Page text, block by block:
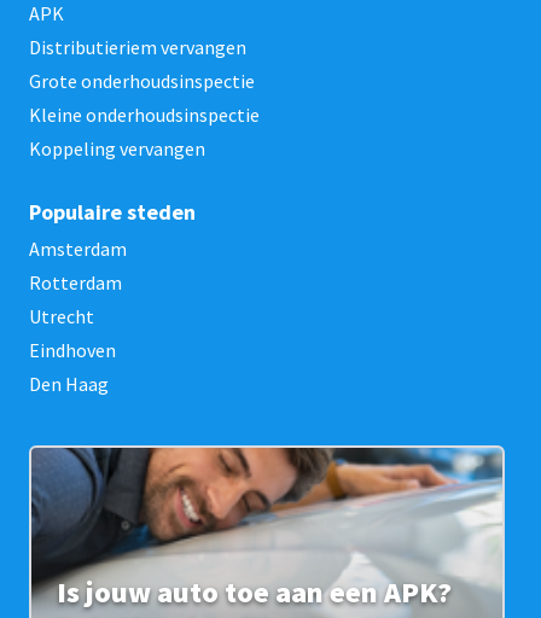
APK
Distributieriem vervangen
Grote onderhoudsinspectie
Kleine onderhoudsinspectie
Koppeling vervangen
Populaire steden
Amsterdam
Rotterdam
Utrecht
Eindhoven
Den Haag
Is jouw auto toe aan een APK?